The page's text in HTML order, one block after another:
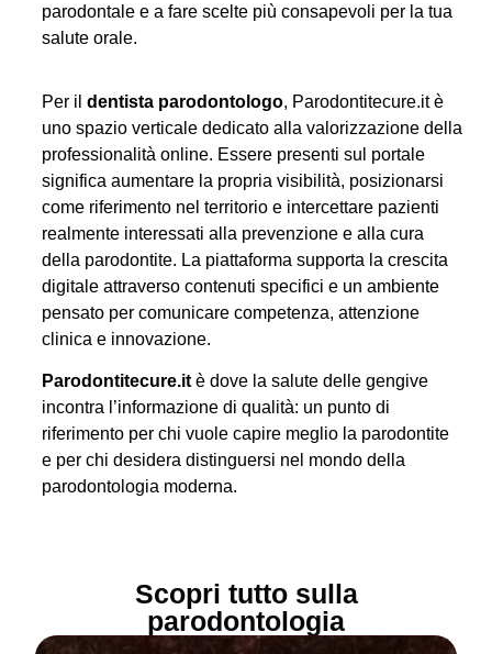
parodontale e a fare scelte più consapevoli per la tua
salute orale.
Per ildentista parodontologo, Parodontitecure.it è
uno spazio verticale dedicato alla valorizzazione della
professionalità online. Essere presenti sul portale
significa aumentare la propria visibilità, posizionarsi
come riferimento nel territorio e intercettare pazienti
realmente interessati alla prevenzione e alla cura
della parodontite. La piattaforma supporta la crescita
digitale attraverso contenuti specifici e un ambiente
pensato per comunicare competenza, attenzione
clinica e innovazione.
Parodontitecure.it è dove la salute delle gengive
incontra l’informazione di qualità: un punto di
riferimento per chi vuole capire meglio la parodontite
e per chi desidera distinguersi nel mondo della
parodontologia moderna.
Scopri tutto sulla
parodontologia